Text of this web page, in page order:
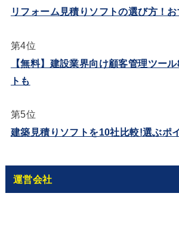
リフォーム見積りソフトの選び方！
第4位
【無料】建設業界向け顧客管理ツー
トも
第5位
建築見積りソフトを10社比較!選ぶポ
運営会社